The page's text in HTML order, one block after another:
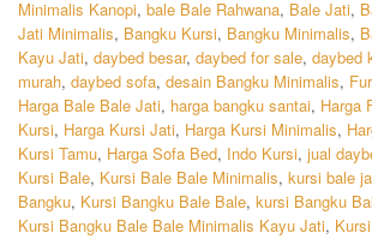
Minimalis Kanopi, bale Bale Rahwana, Bale Jati,
Jati Minimalis, Bangku Kursi, Bangku Minimalis,
Kayu Jati, daybed besar, daybed for sale, daybed
murah, daybed sofa, desain Bangku Minimalis,
Harga Bale Bale Jati, harga bangku santai, Harga
Kursi, Harga Kursi Jati, Harga Kursi Minimalis,
Kursi Tamu, Harga Sofa Bed, Indo Kursi, jual
Kursi Bale, Kursi Bale Bale Minimalis, kursi bale
Bangku, Kursi Bangku Bale Bale, kursi Bangku
Kursi Bangku Bale Bale Minimalis Kayu Jati,